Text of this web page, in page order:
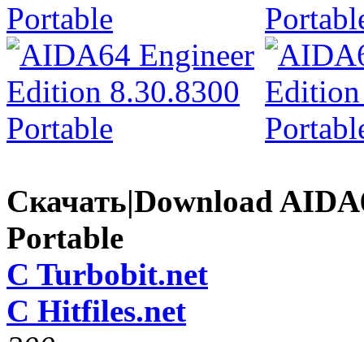
Скачать|Download
Portable
C Turbobit.net
C Hitfiles.net